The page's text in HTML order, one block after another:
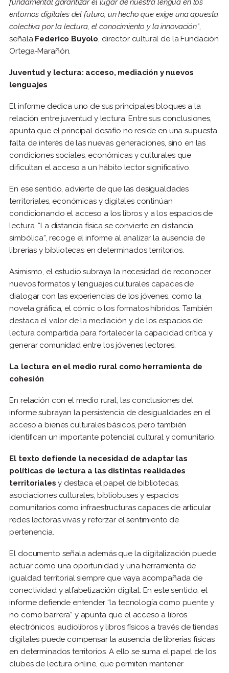
fundamental garantizar el lugar de nuestra lengua en los
entornos digitales del futuro, un hecho que exige una apuesta
colectiva por la lectura, el conocimiento y la innovación”,
señala Federico Buyolo, director cultural de la Fundación
Ortega-Marañón.
Juventud y lectura: acceso, mediación y nuevos
lenguajes
El informe dedica uno de sus principales bloques a la
relación entre juventud y lectura. Entre sus conclusiones,
apunta que el principal desafío no reside en una supuesta
falta de interés de las nuevas generaciones, sino en las
condiciones sociales, económicas y culturales que
dificultan el acceso a un hábito lector significativo.
En ese sentido, advierte de que las desigualdades
territoriales, económicas y digitales continúan
condicionando el acceso a los libros y a los espacios de
lectura. “La distancia física se convierte en distancia
simbólica”, recoge el informe al analizar la ausencia de
librerías y bibliotecas en determinados territorios.
Asimismo, el estudio subraya la necesidad de reconocer
nuevos formatos y lenguajes culturales capaces de
dialogar con las experiencias de los jóvenes, como la
novela gráfica, el cómic o los formatos híbridos. También
destaca el valor de la mediación y de los espacios de
lectura compartida para fortalecer la capacidad crítica y
generar comunidad entre los jóvenes lectores.
La lectura en el medio rural como herramienta de
cohesión
En relación con el medio rural, las conclusiones del
informe subrayan la persistencia de desigualdades en el
acceso a bienes culturales básicos, pero también
identifican un importante potencial cultural y comunitario.
El texto defiende la necesidad de adaptar las
políticas de lectura a las distintas realidades
territoriales y destaca el papel de bibliotecas,
asociaciones culturales, bibliobuses y espacios
comunitarios como infraestructuras capaces de articular
redes lectoras vivas y reforzar el sentimiento de
pertenencia.
El documento señala además que la digitalización puede
actuar como una oportunidad y una herramienta de
igualdad territorial siempre que vaya acompañada de
conectividad y alfabetización digital. En este sentido, el
informe defiende entender “la tecnología como puente y
no como barrera” y apunta que el acceso a libros
electrónicos, audiolibros y libros físicos a través de tiendas
digitales puede compensar la ausencia de librerías físicas
en determinados territorios. A ello se suma el papel de los
clubes de lectura online, que permiten mantener